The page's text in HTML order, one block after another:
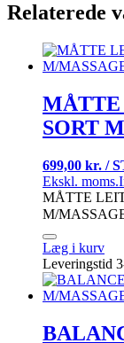
Relaterede
MÅTTE
SORT
699,00 kr. /
Ekskl. moms.
MÅTTE
M/
Læg i kurv
Leveringstid